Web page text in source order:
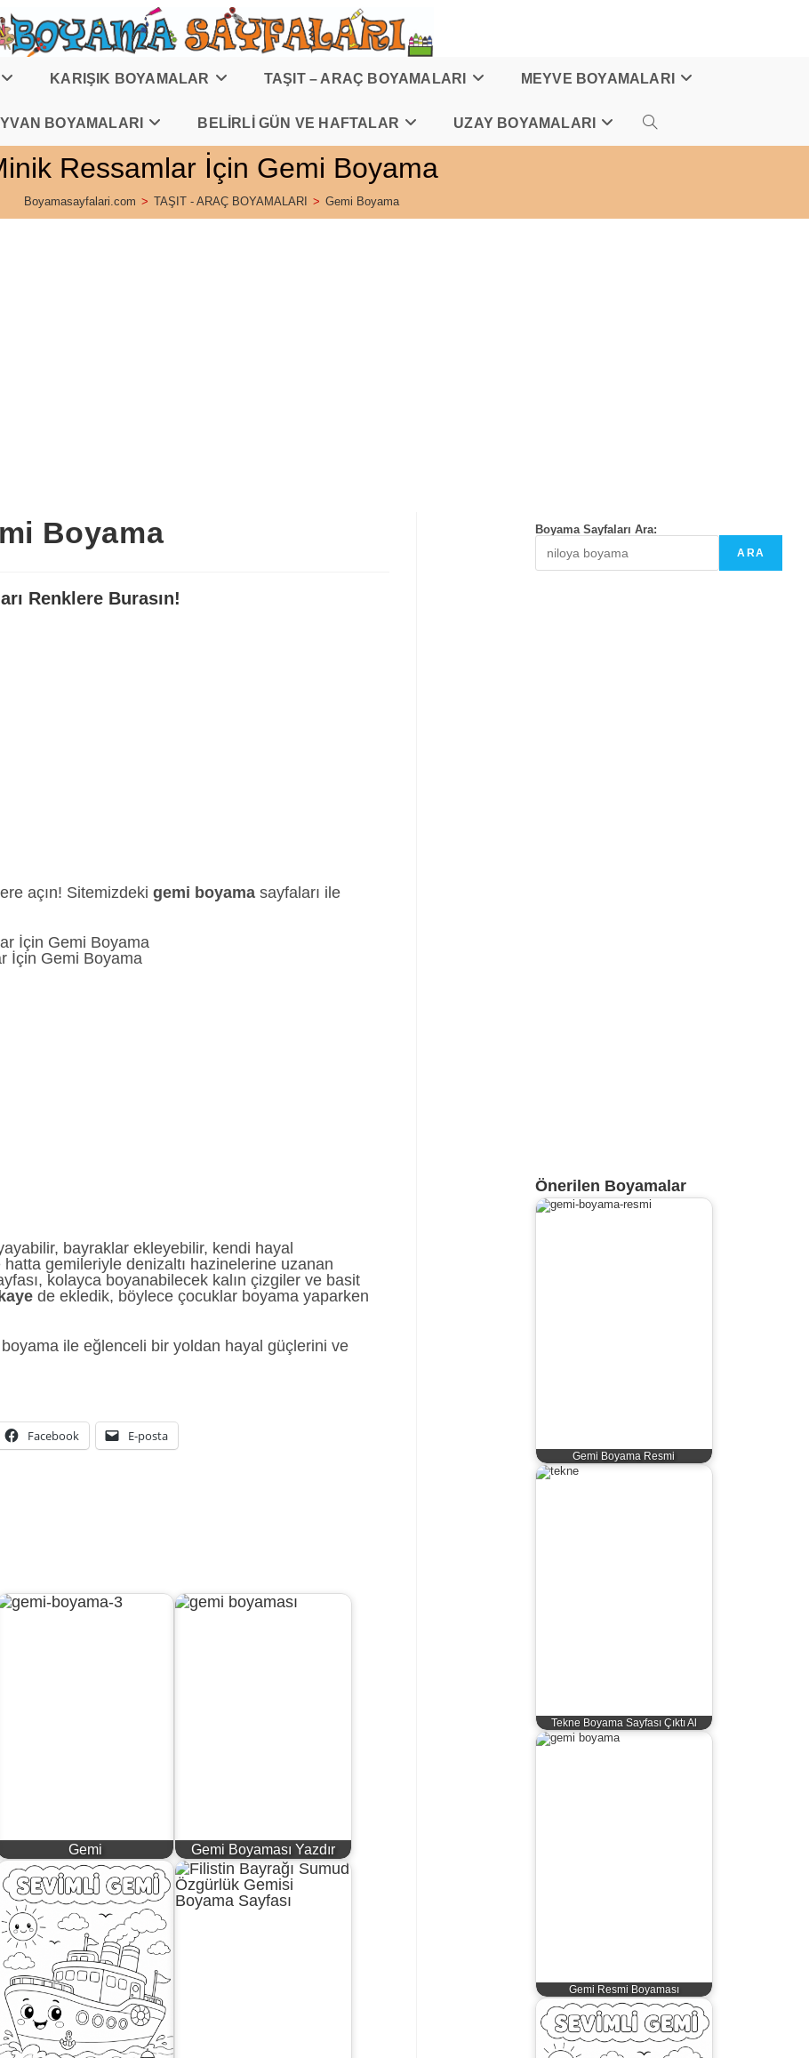
KARIŞIK BOYAMALAR TAŞIT – ARAÇ BOYAMALARI MEYVE BOYAMALARI
BOYAMALARI BELİRLİ GÜN VE HAFTALAR UZAY BOYAMALARI TOGGLE
Ressamlar İçin Gemi Boyama
Boyamasayfalari.com > TAŞIT - ARAÇ BOYAMALARI > Gemi Boyama
Boyama
Renklere Burasın!
açın! Sitemizdeki gemi boyama sayfaları ile
İçin Gemi Boyama
bayraklar ekleyebilir, kendi hayal
gemileriyle denizaltı hazinelerine uzanan
kolayca boyanabilecek kalın çizgiler ve basit
de ekledik, böylece çocuklar boyama yaparken
ile eğlenceli bir yoldan hayal güçlerini ve
Facebook E-posta
Gemi Gemi Boyaması Yazdır
Boyama Sayfaları Ara:
ARA
Önerilen Boyamalar
Gemi Boyama Resmi
Tekne Boyama Sayfası Çıktı Al
Gemi Resmi Boyaması